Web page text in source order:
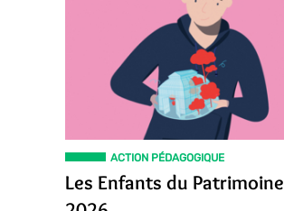
ACTION PÉDAGOGIQUE
Les Enfants du Patrimoine